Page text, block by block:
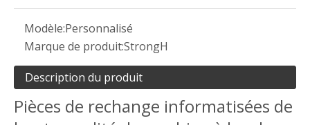
Modèle:Personnalisé
Marque de produit:StrongH
Description du produit
Pièces de rechange informatisées de